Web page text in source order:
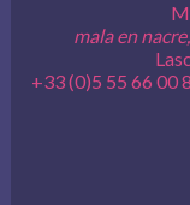
mala en
+33 (0)5 55 66 00